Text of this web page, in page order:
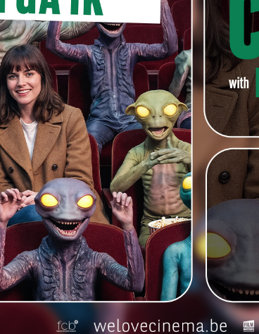
waar ik voor het eerst van Adil & Bilall hoorde.
er maar twee personen die mij echt geïnspireerd.
onder de indruk en besloot ik de cinemawereld te
van Adil & Bilall gewonnen heb, voelt
de jury vergezeld door actrice
Bab Buelens,
documentairemakerYassine Atari Abdelilah
dat de inzendingen heel divers waren maar dat
heeft een actueel maatschappelijk thema op een
te vermengen, dat is echt een kunst. Bovendien is
rug heel ver gaat geraken. Wij wilden hem als jury
als content creator”, besluit het tweetal.
verbonden, maar dat werd uitgesteld door
of U– festival gaan organiseren en de competitie
uitrollen. Om zo nog meer creatievelingen te
niet per se uit het circuit van scholen komen en
aan te bieden”, zegt
Point of U-organisator
gefilmd met een Samsung Galaxy S20 in 4K. De
en de derde naar Mégane Callewaert.
de start van de wedstrijd: